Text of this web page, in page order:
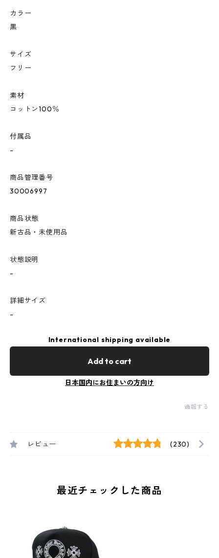
カラー
黒
サイズ
フリー
素材
コットン100％
付属品
-
商品管理番号
30006997
商品状態
新古品・未使用品
状態説明
-
詳細サイズ
-
International shipping available
Add to cart
日本国内にお住まいの方向け
通報する
レビュー (230)
最近チェックした商品